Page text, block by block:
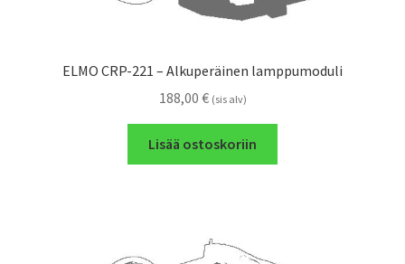
ELMO CRP-221 – Alkuperäinen lamppumoduli
188,00 € (sis alv)
Lisää ostoskoriin